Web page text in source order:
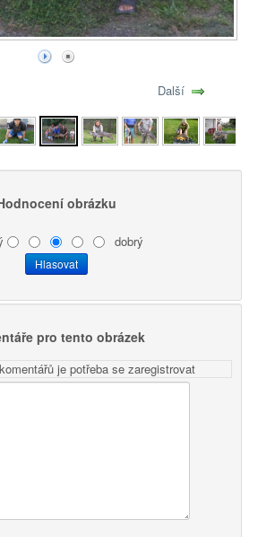
Další
obrázku
dobrý
pro tento obrázek
je potřeba se zaregistrovat